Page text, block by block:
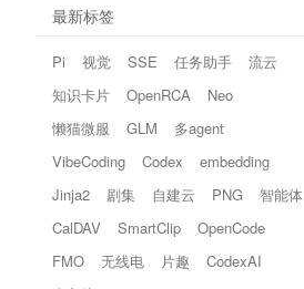
最新标签
Pi 视觉 SSE 任务助手
流云
知识卡片
OpenRCA
Neo
懒猫微服
GLM
多agent
VibeCoding
Codex
embedding
Jinja2
剧集 自建云 PNG
智能体
CalDAV
SmartClip
OpenCode
FMO
无线电 片趣
CodexAI